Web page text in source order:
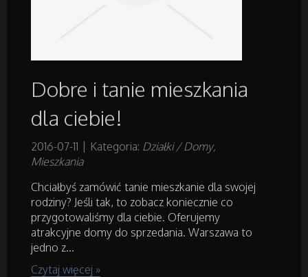
Dobre i tanie mieszkania
dla ciebie!
2016-07-11 Kategoria: Działki / Domy,
Mieszkania
Chciałbyś zamówić tanie mieszkanie dla swojej
rodziny? Jeśli tak, to zobacz koniecznie co
przygotowaliśmy dla ciebie. Oferujemy
atrakcyjne domy do sprzedania. Warszawa to
jedno z...
Czytaj więcej »